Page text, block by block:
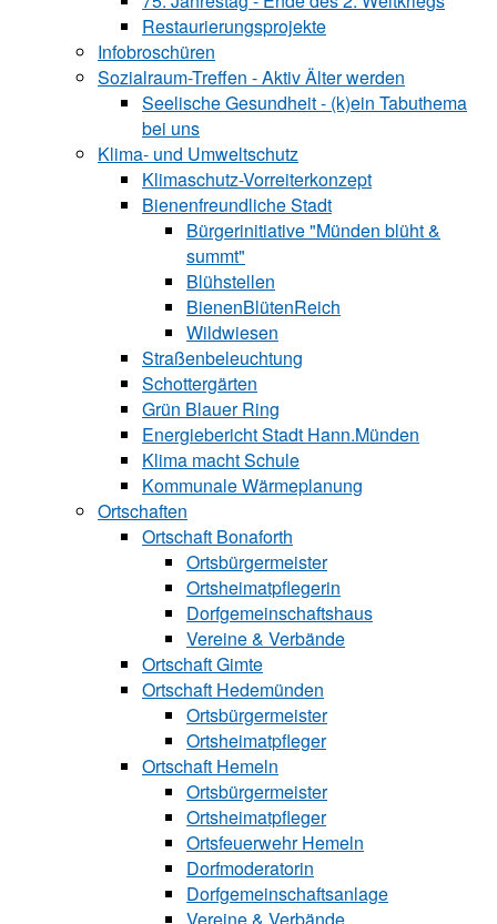
Restaurierungsprojekte
Infobroschüren
Sozialraum-Treffen - Aktiv Älter werden
Seelische Gesundheit - (k)ein Tabuthema
bei uns
Klima- und Umweltschutz
Klimaschutz-Vorreiterkonzept
Bienenfreundliche Stadt
Bürgerinitiative "Münden blüht &
summt"
Blühstellen
BienenBlütenReich
Wildwiesen
Straßenbeleuchtung
Schottergärten
Grün Blauer Ring
Energiebericht Stadt Hann.Münden
Klima macht Schule
Kommunale Wärmeplanung
Ortschaften
Ortschaft Bonaforth
Ortsbürgermeister
Ortsheimatpflegerin
Dorfgemeinschaftshaus
Vereine & Verbände
Ortschaft Gimte
Ortschaft Hedemünden
Ortsbürgermeister
Ortsheimatpfleger
Ortschaft Hemeln
Ortsbürgermeister
Ortsheimatpfleger
Ortsfeuerwehr Hemeln
Dorfmoderatorin
Dorfgemeinschaftsanlage